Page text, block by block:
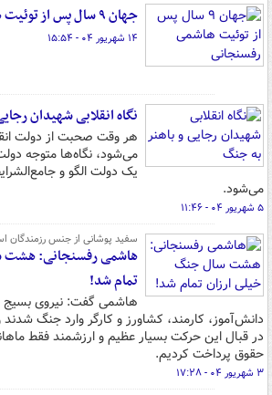
جهان ۹ سال پس از توئیت هاشمی رفسنجانی
۱۴ شهریور ۰۴ - ۱۵:۵۴
نگاه انقلابی شهیدان
هر وقت صحبت از دولت
می‌شود، نگاه‌ها متوجه
یک دولت الگو و
می‌شود.
۵ شهریور ۰۴ - ۱۱:۴۶
سفید پوشانی از جنس رزمندگان
هاشمی رفسنجانی: هشت
تمام شد!
هاشمی گفت: نیروی بسیج
دانش‌آموز، کارمند، کشاورز و کارگر وارد جنگ
در قبال این حرکت بسیار عظیم و ارزشمند فقط
حقوق پرداخت کردیم.
۳ شهریور ۰۴ - ۱۷:۲۸